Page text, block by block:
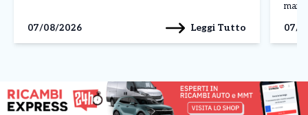
07/08/2026
Leggi Tutto
poco
07/